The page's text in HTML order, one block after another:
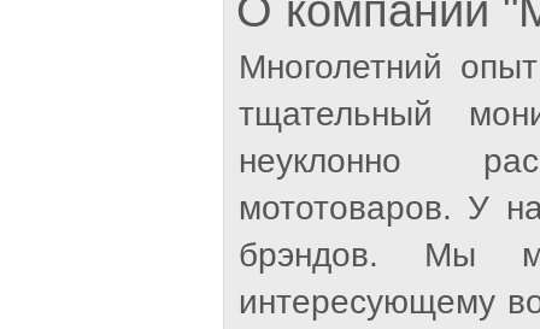
О компании
Многолетний
тщательный
неуклонно
мототоваров. У
брэндов. Мы
интересующему